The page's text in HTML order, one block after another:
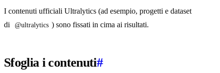
I contenuti ufficiali Ultralytics (ad esempio, progetti e dataset
di
@ultralytics ) sono fissati in cima ai risultati.
Sfoglia i contenuti#